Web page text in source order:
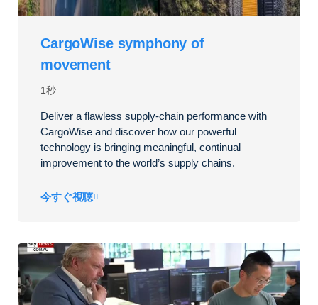
1秒
CargoWise symphony of
movement
Deliver a flawless supply-chain performance with
CargoWise and discover how our powerful
technology is bringing meaningful, continual
improvement to the world’s supply chains.
今すぐ視聴